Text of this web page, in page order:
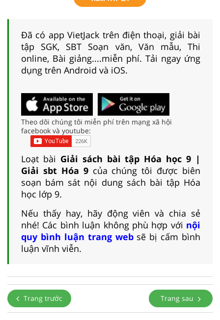
Đã có app VietJack trên điện thoại, giải bài
tập SGK, SBT Soạn văn, Văn mẫu, Thi
online, Bài giảng....miễn phí. Tải ngay ứng
dụng trên Android và iOS.
Theo dõi chúng tôi miễn phí trên mạng xã hội
facebook và youtube:
Loạt bài Giải sách bài tập Hóa học 9 |
Giải sbt Hóa 9của chúng tôi được biên
soạn bám sát nội dung sách bài tập Hóa
học lớp 9.
Nếu thấy hay, hãy động viên và chia sẻ
nhé! Các bình luận không phù hợp với nội
quy bình luận trang websẽ bị cấm bình
luận vĩnh viễn.
Trang trước Trang sau